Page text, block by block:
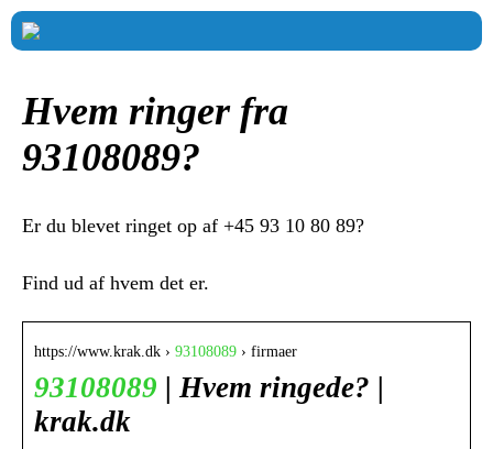
Hvem ringer fra
93108089?
Er du blevet ringet op af +45 93 10 80 89?
Find ud af hvem det er.
https://www.krak.dk › 93108089 › firmaer
93108089 | Hvem ringede? |
krak.dk